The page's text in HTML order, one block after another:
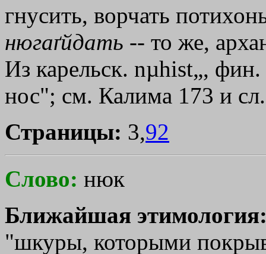
гнусить, ворчать
нюгаґйдать -- то же,
Из карельск. nµhist„,
нос"; см. Калима 173 и сл.
Страницы: 3,92
Слово: нюк
Ближайшая
"шкуры, которыми